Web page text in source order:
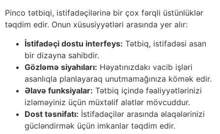
Pinco tətbiqi, istifadəçilərinə bir çox fərqli üstünlüklər
təqdim edir. Onun xüsusiyyətləri arasında yer alır:
İstifadəçi dostu interfeys: Tətbiq, istifadəsi asan
bir dizayna sahibdir.
Gözləmə siyahıları: Həyatınızdakı vacib işləri
asanlıqla planlayaraq unutmamağınıza kömək edir.
Əlavə funksiyalar: Tətbiq içində fəaliyyətlərinizi
izləməyiniz üçün müxtəlif alətlər mövcuddur.
Dost təsnifatı: İstifadəçilər arasında əlaqələrinizi
gücləndirmək üçün imkanlar təqdim edir.